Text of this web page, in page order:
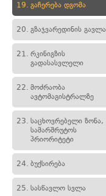
19. გაჩერება დგომა
20. გზაჯვარედინის გავლა
21. რკინიგზის
გადასასვლელი
22. მოძრაობა
ავტომაგისტრალზე
23. საცხოვრებელი ზონა,
სამარშრუტოს
პრიორიტეტი
24. ბუქსირება
25. სასწავლო სვლა